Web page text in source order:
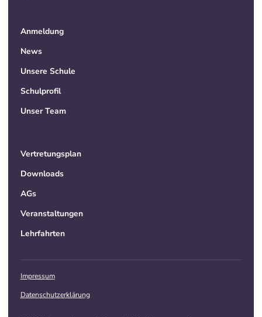
Anmeldung
News
Unsere Schule
Schulprofil
Unser Team
Vertretungsplan
Downloads
AGs
Veranstaltungen
Lehrfahrten
Impressum
Datenschutzerklärung